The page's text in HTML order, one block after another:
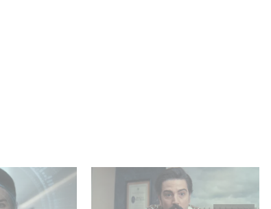
Futuro
Mexico 86, est à retrouver
dès maintenant sur Netflix